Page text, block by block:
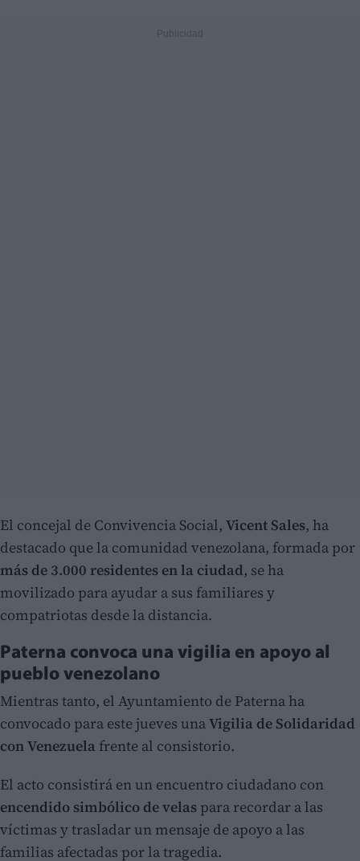
El concejal de Convivencia Social, Vicent Sales, ha
destacado que la comunidad venezolana, formada por
más de 3.000 residentes en la ciudad, se ha
movilizado para ayudar a sus familiares y
compatriotas desde la distancia.
Paterna convoca una vigilia en apoyo al
pueblo venezolano
Mientras tanto, el Ayuntamiento de Paterna ha
convocado para este jueves unaVigilia de Solidaridad
con Venezuela frente al consistorio.
El acto consistirá en un encuentro ciudadano con
encendido simbólico de velas para recordar a las
víctimas y trasladar un mensaje de apoyo a las
familias afectadas por la tragedia.